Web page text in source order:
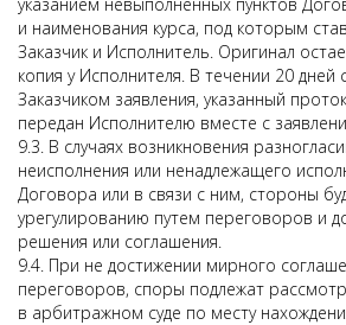
и наименования курса, под которым
Заказчик и Исполнитель. Оригинал
копия у Исполнителя. В течении 20
Заказчиком заявления, указанный
передан Исполнителю вместе с
9.3. В случаях возникновения
неисполнения или ненадлежащего
Договора или в связи с ним, стороны
урегулированию путем переговоров и
решения или соглашения.
9.4. При не достижении мирного
переговоров, споры подлежат
в арбитражном суде по месту